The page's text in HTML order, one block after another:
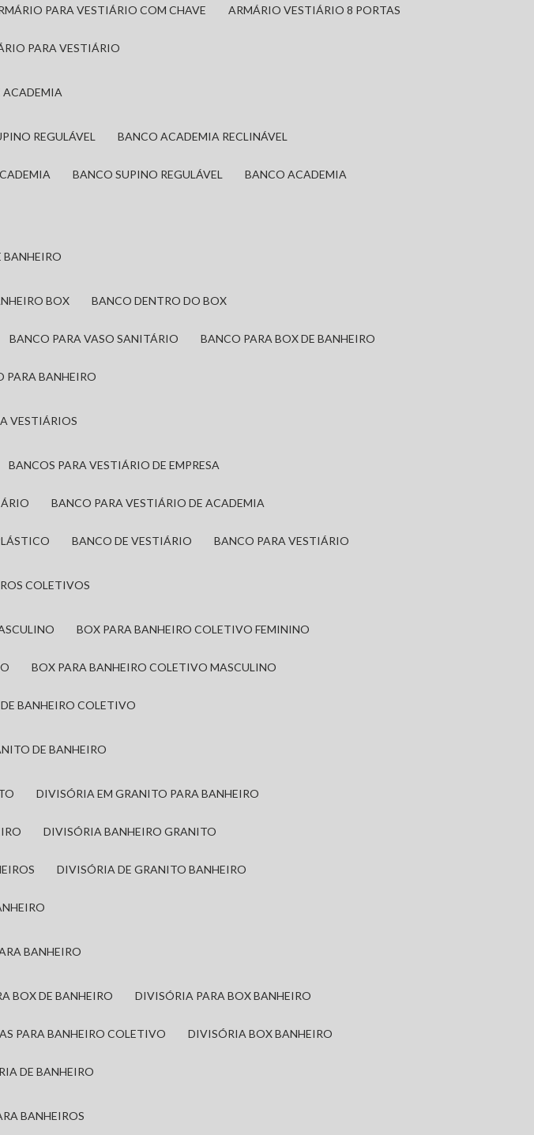
PARA VESTIÁRIO COM CHAVE ARMÁRIO VESTIÁRIO 8 PORTAS
PARA VESTIÁRIO
ACADEMIA
REGULÁVEL BANCO ACADEMIA RECLINÁVEL
BANCO SUPINO REGULÁVEL BANCO ACADEMIA
BANHEIRO
BOX BANCO DENTRO DO BOX
BANCO PARA VASO SANITÁRIO BANCO PARA BOX DE BANHEIRO
PARA BANHEIRO
VESTIÁRIOS
BANCOS PARA VESTIÁRIO DE EMPRESA
BANCO PARA VESTIÁRIO DE ACADEMIA
BANCO DE VESTIÁRIO BANCO PARA VESTIÁRIO
COLETIVOS
BOX PARA BANHEIRO COLETIVO FEMININO
BOX PARA BANHEIRO COLETIVO MASCULINO
DE BANHEIRO COLETIVO
DE BANHEIRO
DIVISÓRIA EM GRANITO PARA BANHEIRO
DIVISÓRIA BANHEIRO GRANITO
DIVISÓRIA DE GRANITO BANHEIRO
BANHEIRO
BOX DE BANHEIRO DIVISÓRIA PARA BOX BANHEIRO
PARA BANHEIRO COLETIVO DIVISÓRIA BOX BANHEIRO
DE BANHEIRO
BANHEIROS